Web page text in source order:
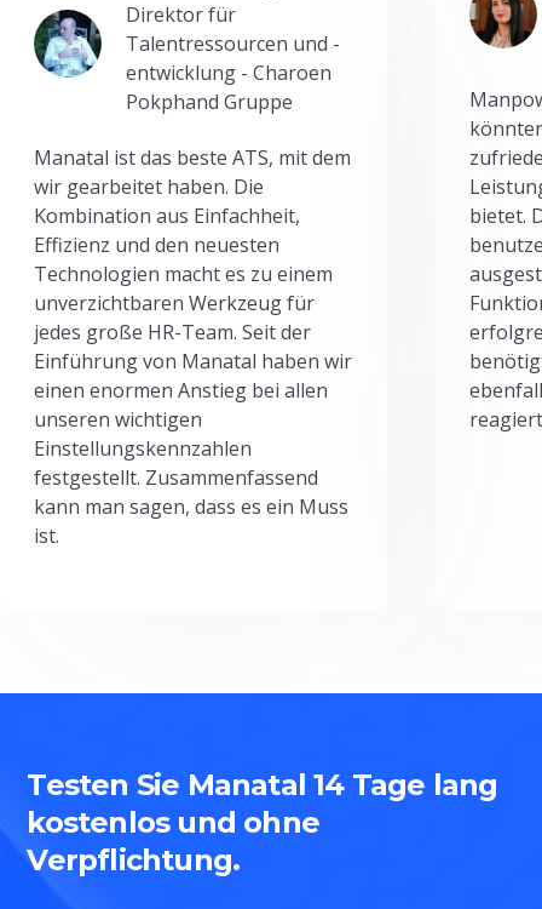
Direktor für
Talentressourcen und -
entwicklung - Charoen
Pokphand Gruppe
Manatal ist das beste ATS, mit dem
wir gearbeitet haben. Die
Kombination aus Einfachheit,
Effizienz und den neuesten
Technologien macht es zu einem
unverzichtbaren Werkzeug für
jedes große HR-Team. Seit der
Einführung von Manatal haben wir
einen enormen Anstieg bei allen
unseren wichtigen
Einstellungskennzahlen
festgestellt. Zusammenfassend
kann man sagen, dass es ein Muss
ist.
bietet.
Testen Sie Manatal 14 Tage lang
kostenlos und ohne
Verpflichtung.